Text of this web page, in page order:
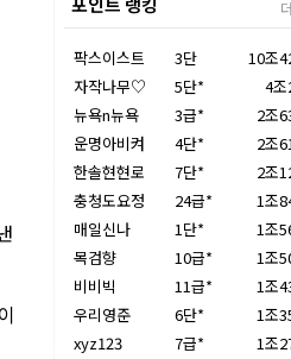
팍스이스트 3단
10조
자작나무♡
5단*
4조
뉴욕n뉴욕
3급*
2조
운명아비켜
4단*
2조
한솔현현로
7단*
2조
충청도요정
24급*
1조
매일신나
1단*
1조
목검향
10급*
1조
비비빅
11급*
1조
우리영준
6단*
1조
xyz123
7급*
1조